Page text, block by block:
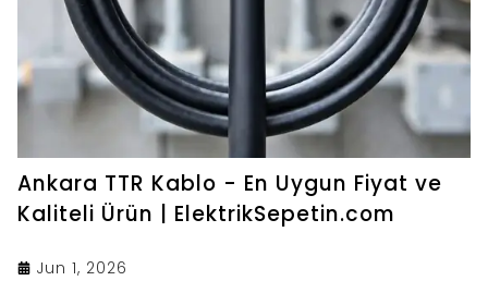
Ankara TTR Kablo - En Uygun Fiyat ve
Kaliteli Ürün | ElektrikSepetin.com
Jun 1, 2026